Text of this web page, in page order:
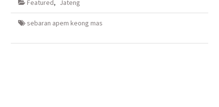
jendela
baru)
jendela
baru)
di
jendela
yang
baru)
baru)
Featured, Jateng
sebaran apem keong mas